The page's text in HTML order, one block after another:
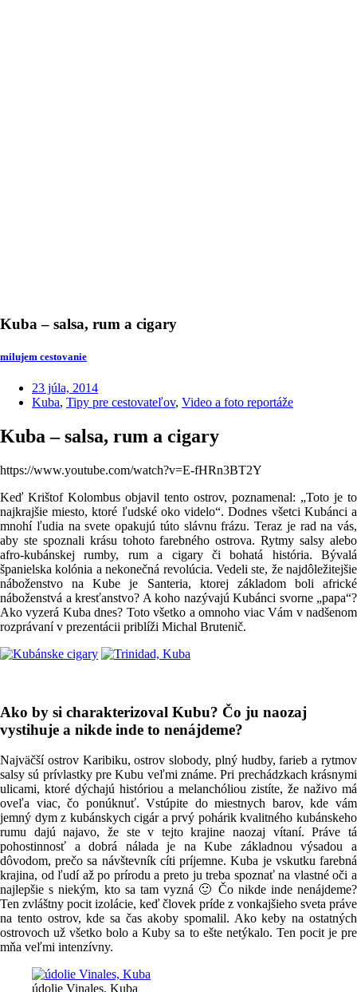
Kuba – salsa, rum a cigary
milujem cestovanie
23 júla, 2014
Kuba, Tipy pre cestovateľov, Video a foto reportáže
Kuba – salsa, rum a cigary
https://www.youtube.com/watch?v=E-fHRn3BT2Y
Keď Krištof Kolombus objavil tento ostrov, poznamenal: „Toto je to
najkrajšie miesto, ktoré ľudské oko videlo“. Dodnes všetci Kubánci a
mnohí ľudia na svete opakujú túto slávnu frázu. Teraz je rad na vás,
aby ste spoznali krásu tohoto farebného ostrova. Rytmy salsy alebo
afro-kubánskej rumby, rum a cigary či bohatá história. Bývalá
španielska kolónia a nekonečná revolúcia. Vedeli ste, že najdôležitejšie
náboženstvo na Kube je Santeria, ktorej základom boli africké
náboženstvá a kresťanstvo? A koho nazývajú Kubánci svorne „papa“?
Ako vyzerá Kuba dnes? Toto všetko a omnoho viac Vám v nadšenom
rozprávaní v prezentácii priblíži Michal Brutenič.
Ako by si charakterizoval Kubu? Čo ju naozaj
vystihuje a nikde inde to nenájdeme?
Najväčší ostrov Karibiku, ostrov slobody, plný hudby, farieb a rytmov
salsy sú prívlastky pre Kubu veľmi známe. Pri prechádzkach krásnymi
ulicami, ktoré dýchajú históriou a melanchóliou zistíte, že naživo má
oveľa viac, čo ponúknuť. Vstúpite do miestnych barov, kde vám
jemný dym z kubánskych cigár a prvý pohárik kvalitného kubánskeho
rumu dajú najavo, že ste v tejto krajine naozaj vítaní. Práve tá
pohostinnosť a dobrá nálada je na Kube základnou výsadou a
dôvodom, prečo sa návštevník cíti príjemne. Kuba je vskutku farebná
krajina, od ľudí až po prírodu a preto ju treba spoznať na vlastné oči a
najlepšie s niekým, kto sa tam vyzná 🙂 Čo nikde inde nenájdeme?
Ten zvláštny pocit izolácie, keď človek príde z vonkajšieho sveta práve
na tento ostrov, kde sa čas akoby spomalil. Ako keby na ostatných
ostrovoch už všetko bolo a Kuby sa to ešte netýkalo. Ten pocit je pre
mňa veľmi intenzívny.
údolie Vinales, Kuba